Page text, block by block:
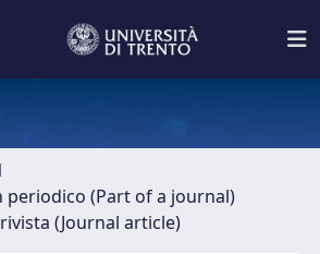
periodico (Part of a journal)
(Journal article)